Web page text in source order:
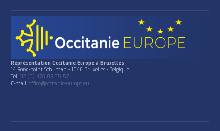
Représentation Occitanie Europe à Bruxelles
14 Rond-point Schuman - 1040 Bruxelles - Belgique
Tél: 32 (0) 476 89 35 57
E-mail:office@occitanie-europe.eu